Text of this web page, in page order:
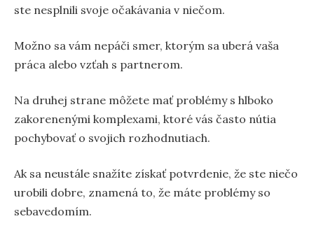
ste nesplnili svoje očakávania v niečom.
Možno sa vám nepáči smer, ktorým sa uberá vaša
práca alebo vzťah s partnerom.
Na druhej strane môžete mať problémy s hlboko
zakorenenými komplexami, ktoré vás často nútia
pochybovať o svojich rozhodnutiach.
Ak sa neustále snažíte získať potvrdenie, že ste niečo
urobili dobre, znamená to, že máte problémy so
sebavedomím.